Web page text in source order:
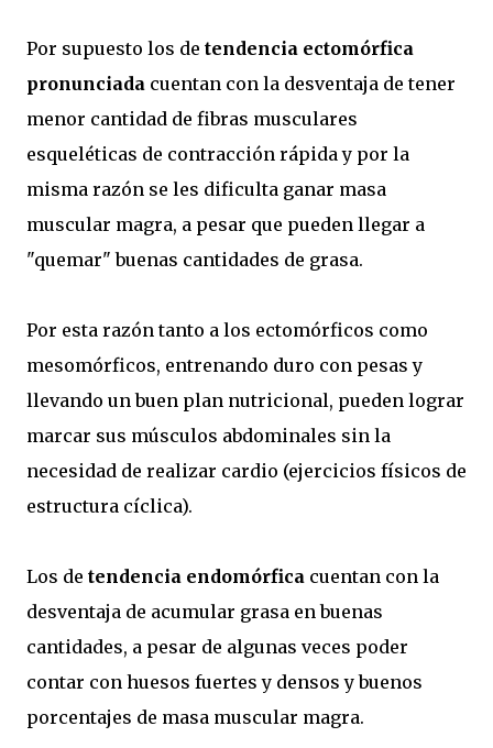
Por supuesto los de tendencia ectomórfica
pronunciada cuentan con la desventaja de tener
menor cantidad de fibras musculares
esqueléticas de contracción rápida y por la
misma razón se les dificulta ganar masa
muscular magra, a pesar que pueden llegar a
"quemar" buenas cantidades de grasa.
Por esta razón tanto a los ectomórficos como
mesomórficos, entrenando duro con pesas y
llevando un buen plan nutricional, pueden lograr
marcar sus músculos abdominales sin la
necesidad de realizar cardio (ejercicios físicos de
estructura cíclica).
Los de tendencia endomórfica cuentan con la
desventaja de acumular grasa en buenas
cantidades, a pesar de algunas veces poder
contar con huesos fuertes y densos y buenos
porcentajes de masa muscular magra.